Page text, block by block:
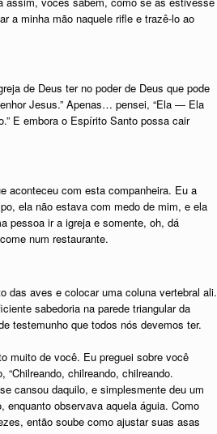
a minha mão naquele rifle e trazê-lo ao
de Deus ter no poder de Deus que pode
Jesus.” Apenas… pensei, “Ela — Ela
E embora o Espírito Santo possa cair
aconteceu com esta companheira. Eu a
ela não estava com medo de mim, e ela
pessoa ir a igreja e somente, oh, dá
num restaurante.
das aves e colocar uma coluna vertebral ali.
sabedoria na parede triangular da
testemunho que todos nós devemos ter.
muito de você. Eu preguei sobre você
chilreando, chilreando.
cansou daquilo, e simplesmente deu um
observava aquela águia. Como
então soube como ajustar suas asas